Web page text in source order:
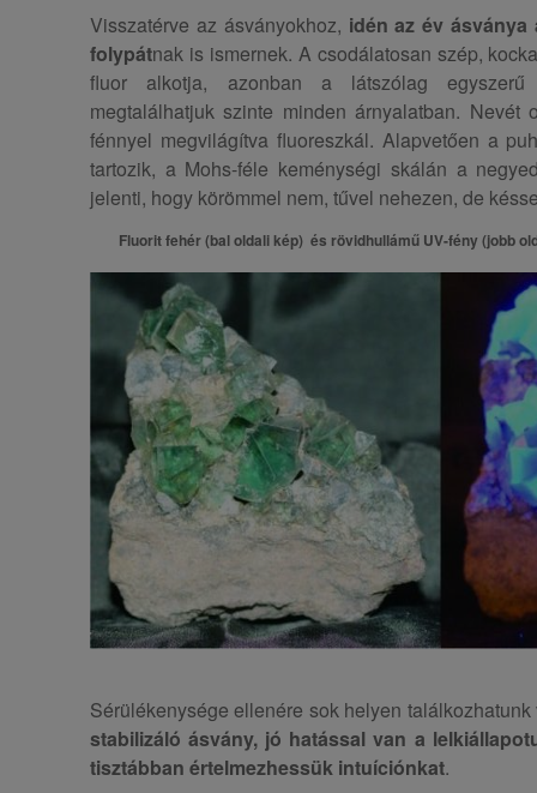
Visszatérve az ásványokhoz, idén az év
folypátnak is ismernek. A csodálatosan szép,
fluor alkotja, azonban a látszólag egyszerű
megtalálhatjuk szinte minden árnyalatban. Nevét
fénnyel megvilágítva fluoreszkál. Alapvetően a
tartozik, a Mohs-féle keménységi skálán a
jelenti, hogy körömmel nem, tűvel nehezen, de
Fluorit fehér (bal oldali kép) és rövidhullámű UV-fény (jobb
Sérülékenysége ellenére sok helyen
stabilizáló ásvány, jó hatással van a
tisztábban értelmezhessük intuíciónkat.